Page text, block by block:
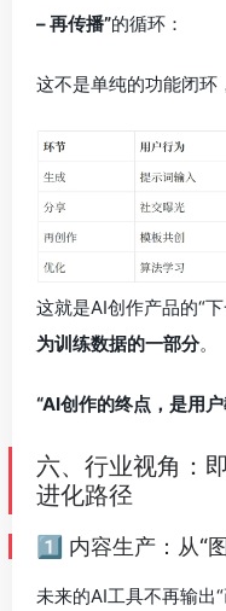
– 再传播”的循环：
这不是单纯的功能闭环
这就是AI创作产品的“
为训练数据的一部分。
“AI创作的终点，是用
六、行业视角：
进化路径
1️⃣ 内容生产：从“
未来的AI工具不再输出“